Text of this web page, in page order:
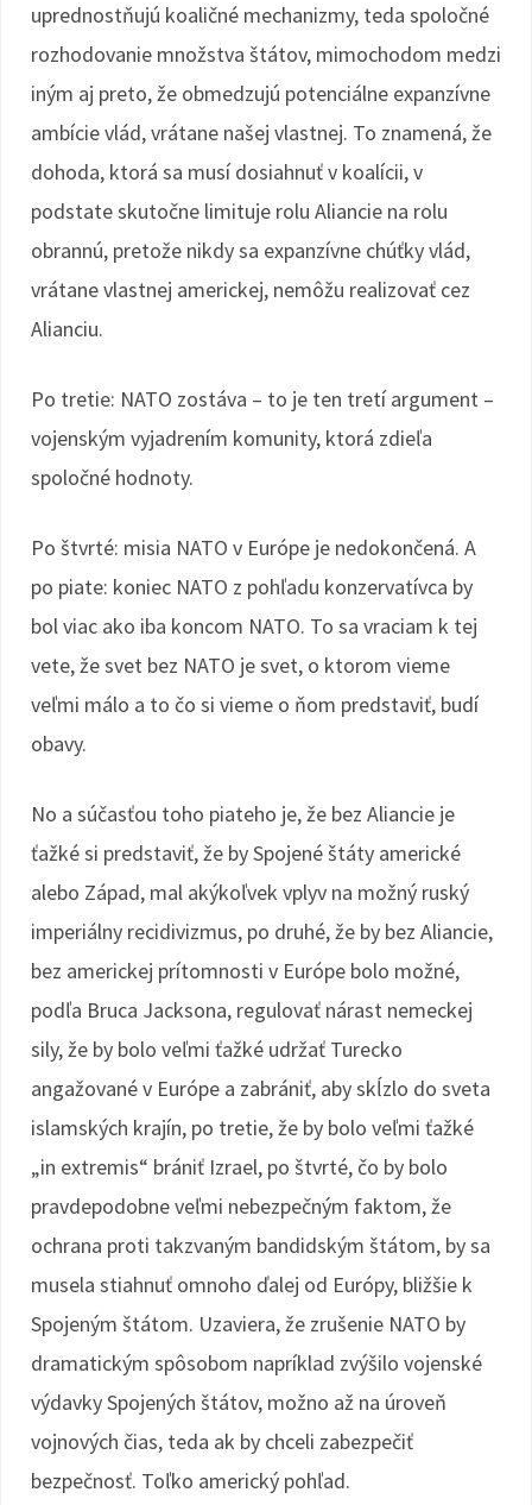
uprednostňujú koaličné mechanizmy, teda spoločné
rozhodovanie množstva štátov, mimochodom medzi
iným aj preto, že obmedzujú potenciálne expanzívne
ambície vlád, vrátane našej vlastnej. To znamená, že
dohoda, ktorá sa musí dosiahnuť v koalícii, v
podstate skutočne limituje rolu Aliancie na rolu
obrannú, pretože nikdy sa expanzívne chúťky vlád,
vrátane vlastnej americkej, nemôžu realizovať cez
Alianciu.
Po tretie: NATO zostáva – to je ten tretí argument –
vojenským vyjadrením komunity, ktorá zdieľa
spoločné hodnoty.
Po štvrté: misia NATO v Európe je nedokončená. A
po piate: koniec NATO z pohľadu konzervatívca by
bol viac ako iba koncom NATO. To sa vraciam k tej
vete, že svet bez NATO je svet, o ktorom vieme
veľmi málo a to čo si vieme o ňom predstaviť, budí
obavy.
No a súčasťou toho piateho je, že bez Aliancie je
ťažké si predstaviť, že by Spojené štáty americké
alebo Západ, mal akýkoľvek vplyv na možný ruský
imperiálny recidivizmus, po druhé, že by bez Aliancie,
bez americkej prítomnosti v Európe bolo možné,
podľa Bruca Jacksona, regulovať nárast nemeckej
sily, že by bolo veľmi ťažké udržať Turecko
angažované v Európe a zabrániť, aby skĺzlo do sveta
islamských krajín, po tretie, že by bolo veľmi ťažké
„in extremis“ brániť Izrael, po štvrté, čo by bolo
pravdepodobne veľmi nebezpečným faktom, že
ochrana proti takzvaným bandidským štátom, by sa
musela stiahnuť omnoho ďalej od Európy, bližšie k
Spojeným štátom. Uzaviera, že zrušenie NATO by
dramatickým spôsobom napríklad zvýšilo vojenské
výdavky Spojených štátov, možno až na úroveň
vojnových čias, teda ak by chceli zabezpečiť
bezpečnosť. Toľko americký pohľad.